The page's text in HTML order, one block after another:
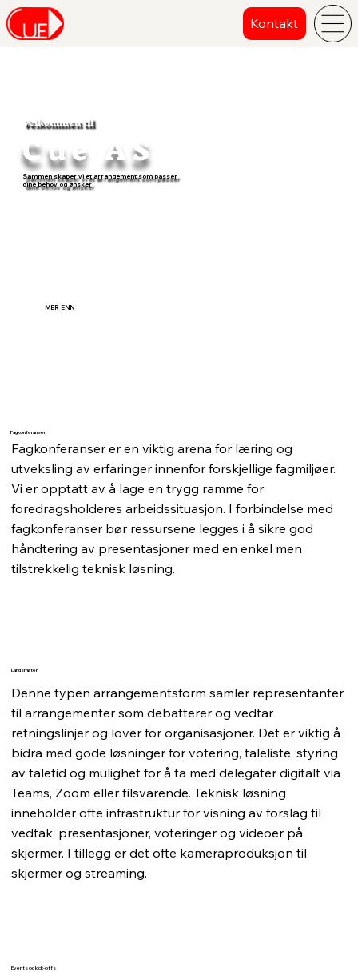
Kontakt
Velkommen til
Cue AS
Sammen skaper vi et arrangement som passer
dine behov og ønsker
MER ENN
Fagkonferanser
Fagkonferanser er en viktig arena for læring og
utveksling av erfaringer innenfor forskjellige fagmiljøer.
Vi er opptatt av å lage en trygg ramme for
foredragsholderes arbeidssituasjon. I forbindelse med
fagkonferanser bør ressursene legges i å sikre god
håndtering av presentasjoner med en enkel men
tilstrekkelig teknisk løsning.
Landsmøter
Denne typen arrangementsform samler representanter
til arrangementer som debatterer og vedtar
retningslinjer og lover for organisasjoner. Det er viktig å
bidra med gode løsninger for votering, taleliste, styring
av taletid og mulighet for å ta med delegater digitalt via
Teams, Zoom eller tilsvarende. Teknisk løsning
inneholder ofte infrastruktur for visning av forslag til
vedtak, presentasjoner, voteringer og videoer på
skjermer. I tillegg er det ofte kameraproduksjon til
skjermer og streaming.
Events og kick-offs